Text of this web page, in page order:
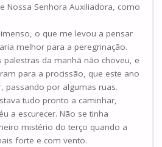
Nossa Senhora Auxiliadora, como
o que me levou a pensar
melhor para a peregrinação.
palestras da manhã não choveu, e
para a procissão, que este ano
passando por algumas ruas.
tudo pronto a caminhar,
a escurecer. Não se tinha
mistério do terço quando a
forte e com vento.